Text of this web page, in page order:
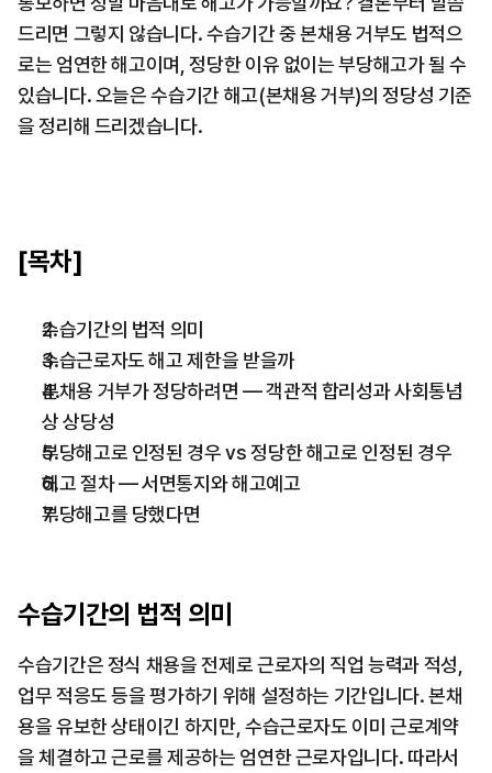
드리면 그렇지 않습니다. 수습기간 중 본채용 거부도 법적으
로는 엄연한 해고이며, 정당한 이유 없이는 부당해고가 될 수
있습니다. 오늘은 수습기간 해고(본채용 거부)의 정당성 기준
을 정리해 드리겠습니다.
[목차]
수습기간의 법적 의미
수습근로자도 해고 제한을 받을까
본채용 거부가 정당하려면 — 객관적 합리성과 사회통념
상 상당성
부당해고로 인정된 경우 vs 정당한 해고로 인정된 경우
해고 절차 — 서면통지와 해고예고
부당해고를 당했다면
수습기간의 법적 의미
수습기간은 정식 채용을 전제로 근로자의 직업 능력과 적성,
업무 적응도 등을 평가하기 위해 설정하는 기간입니다. 본채
용을 유보한 상태이긴 하지만, 수습근로자도 이미 근로계약
을 체결하고 근로를 제공하는 엄연한 근로자입니다. 따라서